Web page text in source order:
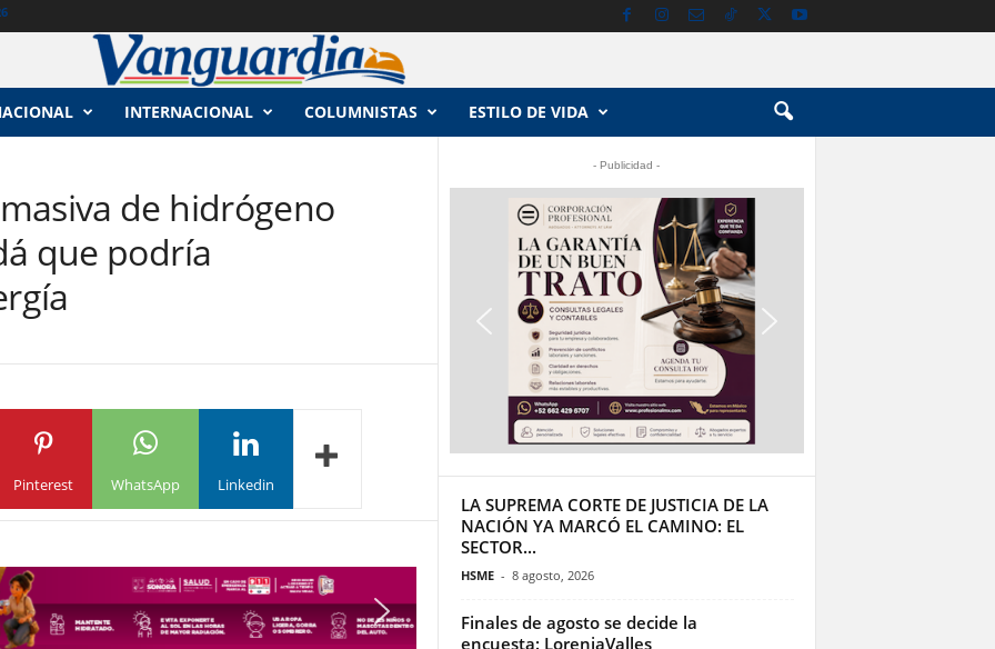
INTERNACIONAL COLUMNISTAS ESTILO DE VIDA
de hidrógeno
que podría
Pinterest WhatsApp Linkedin
- Publicidad -
LA SUPREMA CORTE DE JUSTICIA DE LA
NACIÓN YA MARCÓ EL CAMINO: EL
SECTOR...
HSME - 8 agosto, 2026
Finales de agosto se decide la
encuesta: LoreniaValles